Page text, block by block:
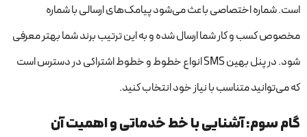
است. شماره اختصاصی باعث می‌شود پیامک‌های ارسالی با شماره
مخصوص کسب و کار شما ارسال شده و به این ترتیب برند شما بهتر معرفی
شود. در پنل بهین SMS انواع خطوط و خطوط اشتراکی در دسترس است
که می‌توانید متناسب با نیاز خود انتخاب کنید.
گام سوم: آشنایی با خط خدماتی و اهمیت آن